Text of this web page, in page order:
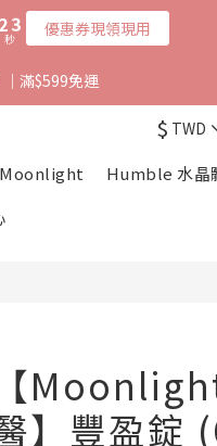
2
1
1
0
秒 優惠券現領現用
滿$599免運
$ TWD
Humble 水晶
【
】豐盈錠